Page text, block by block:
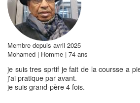
Membre depuis avril 2025
Mohamed | Homme | 74 ans
je suis tres sprtif je fait de la coursse a
j'ai pratique par avant.
je suis grand-père 4 fois.